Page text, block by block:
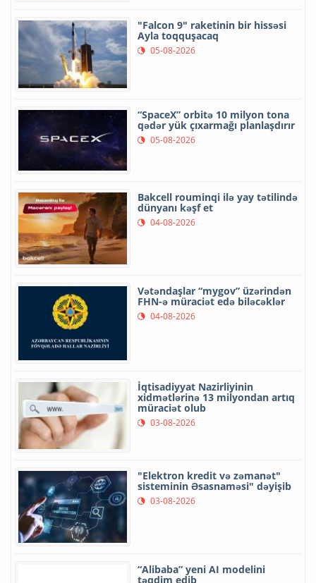
"Falcon 9" raketinin bir hissəsi
Ayla toqquşacaq
05-08-2026
“SpaceX” orbitə 10 milyon tona
qədər yük çıxarmağı planlaşdırır
05-08-2026
Bakcell rouminqi ilə yay tətilində
dünyanı kəşf et
04-08-2026
Vətəndaşlar “mygov” üzərindən
FHN-ə müraciət edə biləcəklər
04-08-2026
İqtisadiyyat Nazirliyinin
xidmətlərinə 13 milyondan artıq
müraciət olub
03-08-2026
"Elektron kredit və zəmanət"
sisteminin Əsasnaməsi" dəyişib
03-08-2026
“Alibaba” yeni AI modelini
təqdim edib